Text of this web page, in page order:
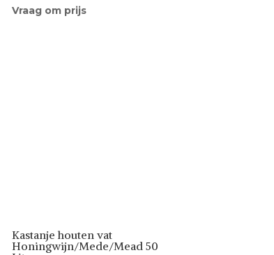
Vraag om prijs
Kastanje houten vat
Honingwijn/Mede/Mead 50